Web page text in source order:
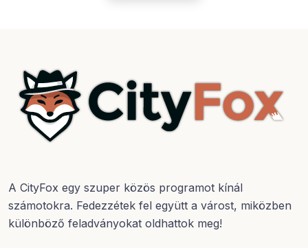
A CityFox egy szuper közös programot kínál
számotokra. Fedezzétek fel együtt a várost, miközben
különböző feladványokat oldhattok meg!